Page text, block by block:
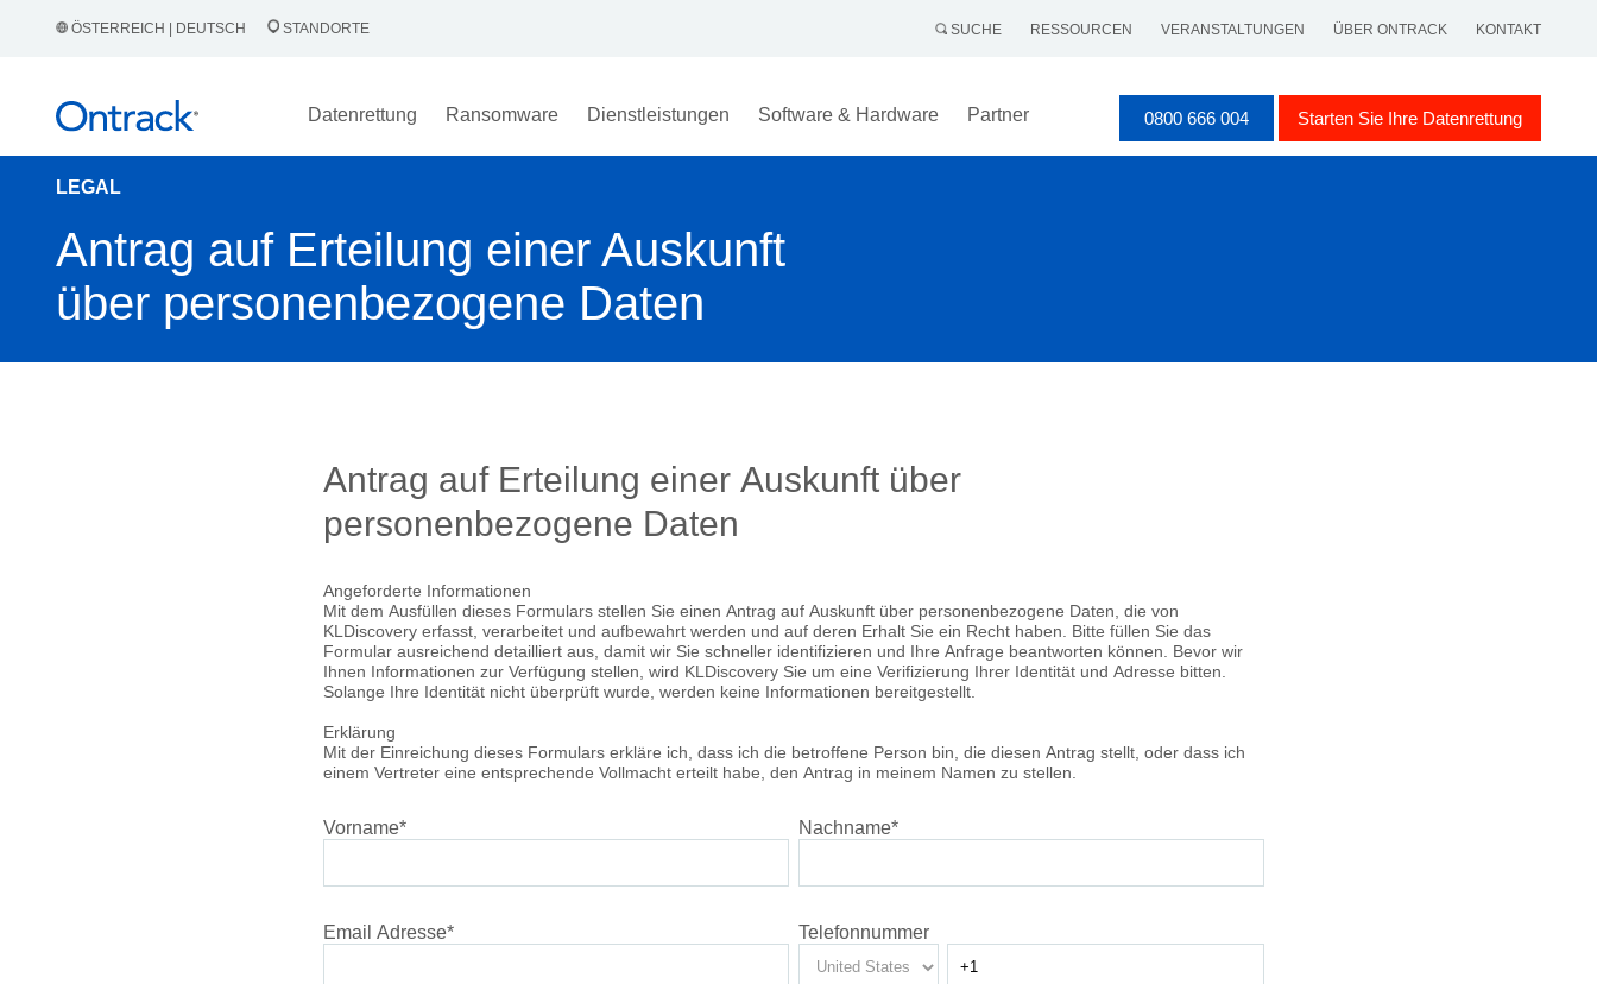
ÖSTERREICH | DEUTSCH STANDORTE SUCHE RESSOURCEN VERANSTALTUNGEN ÜBER ONTRACK KONTAKT
Datenrettung Ransomware Dienstleistungen Software & Hardware Partner 0800 666 004 Starten Sie Ihre Datenrettung
LEGAL
Antrag auf Erteilung einer Auskunft
über personenbezogene Daten
Antrag auf Erteilung einer Auskunft über
personenbezogene Daten
Angeforderte Informationen
Mit dem Ausfüllen dieses Formulars stellen Sie einen Antrag auf Auskunft über personenbezogene Daten, die von
KLDiscovery erfasst, verarbeitet und aufbewahrt werden und auf deren Erhalt Sie ein Recht haben. Bitte füllen Sie das
Formular ausreichend detailliert aus, damit wir Sie schneller identifizieren und Ihre Anfrage beantworten können. Bevor wir
Ihnen Informationen zur Verfügung stellen, wird KLDiscovery Sie um eine Verifizierung Ihrer Identität und Adresse bitten.
Solange Ihre Identität nicht überprüft wurde, werden keine Informationen bereitgestellt.
Erklärung
Mit der Einreichung dieses Formulars erkläre ich, dass ich die betroffene Person bin, die diesen Antrag stellt, oder dass ich
einem Vertreter eine entsprechende Vollmacht erteilt habe, den Antrag in meinem Namen zu stellen.
Vorname* Nachname*
Email Adresse* Telefonnummer